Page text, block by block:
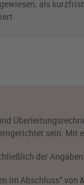
als
sein. Mit
der
im Abschluss“ von